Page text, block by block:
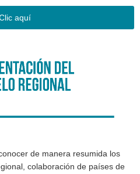
aquí
de manera resumida los
colaboración de países de